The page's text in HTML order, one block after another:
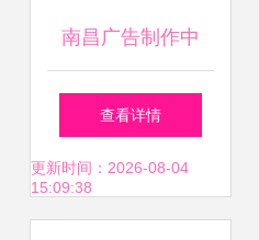
南昌广告制作中
的“精细化排版” 从
水晶字到名片背胶
查看详情
更新时间：2026-08-04
15:09:38